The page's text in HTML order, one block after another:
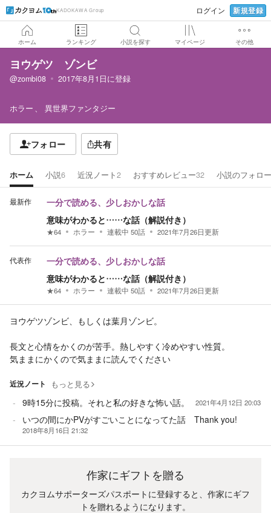
KADOKAWA Group ログイン 新規登録
ホーム ランキング 小説を探す マイページ その他
ヨウゲツ ゾンビ
@zombi08 2017年8月1日に登録
ホラー 異世界ファンタジー
フォロー 共有
ホーム 小説6 近況ノート2 おすすめレビュー32 小説のフォロー
最新作 一分で読める、少しおかしな話
意味がわかると……な話（解説付き）
★64 ホラー 連載中 50話 2021年7月26日更新
代表作 一分で読める、少しおかしな話
意味がわかると……な話（解説付き）
★64 ホラー 連載中 50話 2021年7月26日更新
ヨウゲツゾンビ、もしくは葉月ゾンビ。
長文と心情をかくのが苦手。熱しやすく冷めやすい性質。
気ままにかくので気ままに読んでください
近況ノート もっと見る
9時15分に投稿。それと私の好きな怖い話。 2021年4月12日 20:03
いつの間にかPVがすごいことになってた話 Thank you!
2018年8月16日 21:32
作家にギフトを贈る
カクヨムサポーターズパスポートに登録すると、作家にギフ
トを贈れるようになります。